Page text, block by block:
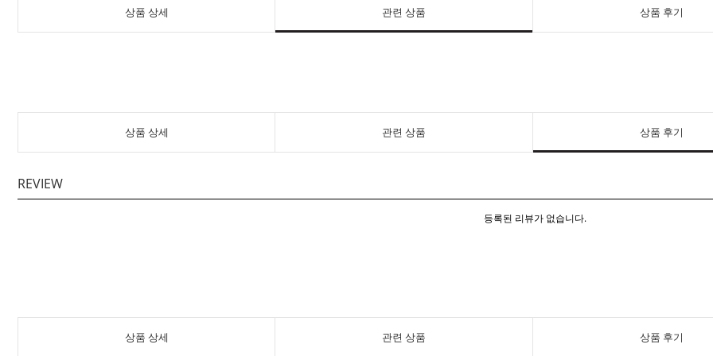
상품 상세 관련 상품 상품 후기
상품 상세 관련 상품 상품 후기
REVIEW
등록된 리뷰가 없습니다.
상품 상세 관련 상품 상품 후기